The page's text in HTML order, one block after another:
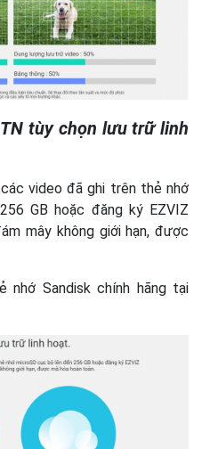
tùy chọn lưu trữ linh
video đã ghi trên thẻ nhớ
GB hoặc đăng ký EZVIZ
mây không giới hạn, được
nhớ Sandisk chính hãng tại